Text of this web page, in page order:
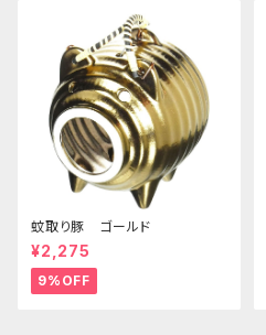
蚊取り豚 ゴールド
¥2,275
9%OFF